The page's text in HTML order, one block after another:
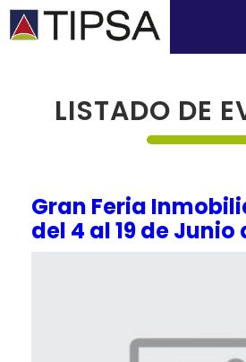
LISTADO DE
Gran Feria
del 4 al 19 de Junio